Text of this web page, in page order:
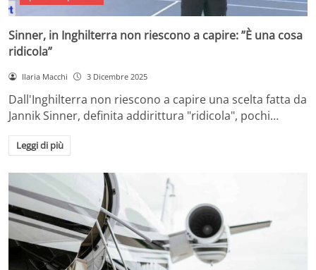
Sinner, in Inghilterra non riescono a capire: ”È una cosa
ridicola”
Ilaria Macchi 3 Dicembre 2025
Dall'Inghilterra non riescono a capire una scelta fatta da
Jannik Sinner, definita addirittura "ridicola", pochi…
Leggi di più